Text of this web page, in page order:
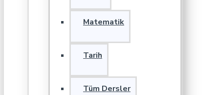
Matematik
Tarih
Tüm Dersler